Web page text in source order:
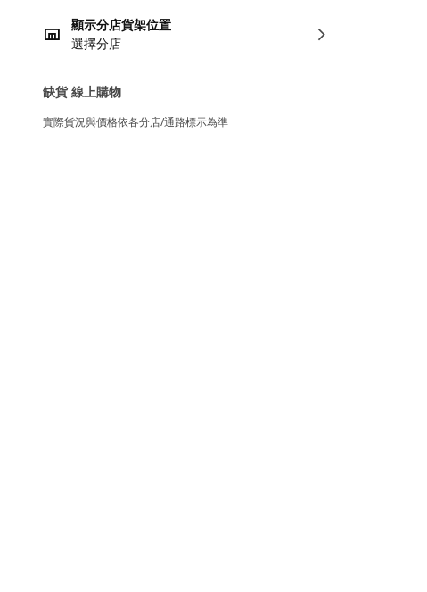
顯示分店貨架位置
選擇分店
缺貨 線上購物
實際貨況與價格依各分店/通路標示為準